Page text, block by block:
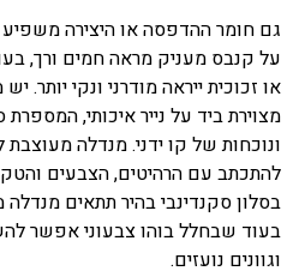
גם חומר ההדפסה או היצירה
על קנבס מעניק מראה חמים ורך,
או זכוכית ייראה מודרני ונקי יותר.
מצוירת ביד על נייר איכותי,
ונוכחות של קו ידני. מנדלה מעוצבת
להתכתב עם הרהיטים, הצבעים
בסלון סקנדינבי בהיר תתאים מנדלה
בעוד שבחלל בוהו צבעוני אפשר
וגוונים נועזים.